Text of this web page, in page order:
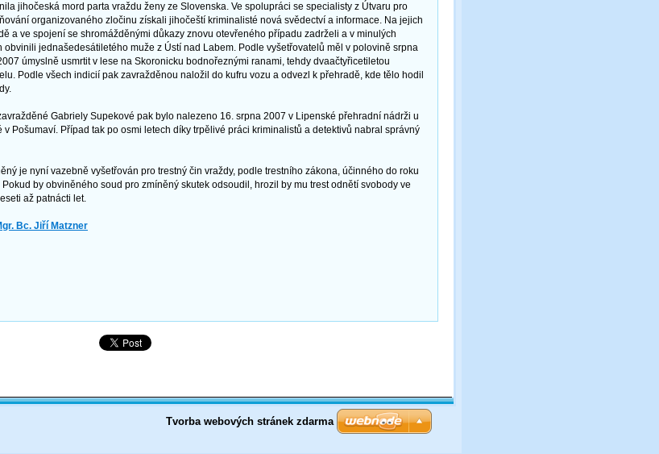
jihočeská mord parta vraždu ženy ze Slovenska. Ve spolupráci se specialisty z Útvaru pro
organizovaného zločinu získali jihočeští kriminalisté nová svědectví a informace. Na jejich
a ve spojení se shromážděnými důkazy znovu otevřeného případu zadrželi a v minulých
obvinili jednašedesátiletého muže z Ústí nad Labem. Podle vyšetřovatelů měl v polovině srpna
úmyslně usmrtit v lese na Skoronicku bodnořeznými ranami, tehdy dvaačtyřicetiletou
Podle všech indicií pak zavražděnou naložil do kufru vozu a odvezl k přehradě, kde tělo hodil
Gabriely Supekové pak bylo nalezeno 16. srpna 2007 v Lipenské přehradní nádrži u
v Pošumaví. Případ tak po osmi letech díky trpělivé práci kriminalistů a detektivů nabral správný
je nyní vazebně vyšetřován pro trestný čin vraždy, podle trestního zákona, účinného do roku
Pokud by obviněného soud pro zmíněný skutek odsoudil, hrozil by mu trest odnětí svobody ve
až patnácti let.
Bc. Jiří Matzner
Tvorba webových stránek zdarma